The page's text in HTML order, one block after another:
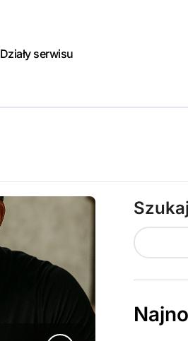
Działy serwisu
Szukaj